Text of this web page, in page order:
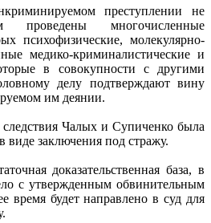
преступлении не
проведены многочисленные
психофизические, молекулярно-
медико-криминалистические и
в совокупности с другими
делу подтверждают вину
им деянии.
следствия Чалых и Супиченко была
виде заключения под стражу.
доказательственная база, в
с утвержденным обвинительным
время будет направлено в суд для